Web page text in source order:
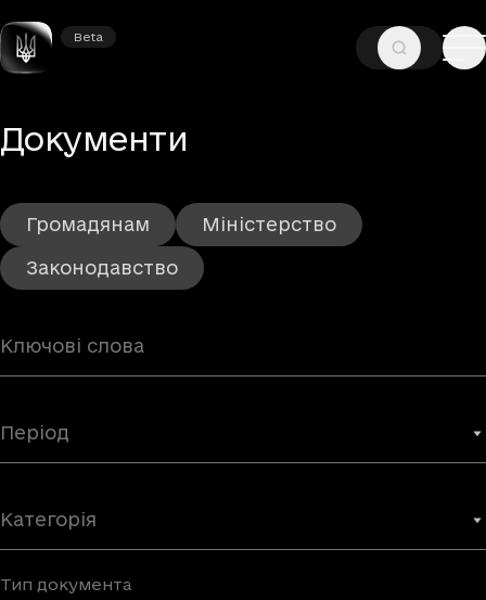
Beta
Beta
ГОЛОВНА
Документи
Громадянам Міністерство
Законодавство
Період
Категорія
Тип документа